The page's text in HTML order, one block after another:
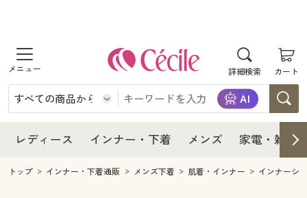
詳細検索 カート
商品を探す
レディース
レディースファッション
インナー・下着
インナー・下着通販すべて
メンズ
レディース インナー・下着 メンズ 家電・雑貨
レディース
レディース通販すべて
レディースファッション
インナー・下着
インナー・下着通販すべて
メンズ
トップ インナー・下着通販 メンズ下着 肌着・インナー インナーシ